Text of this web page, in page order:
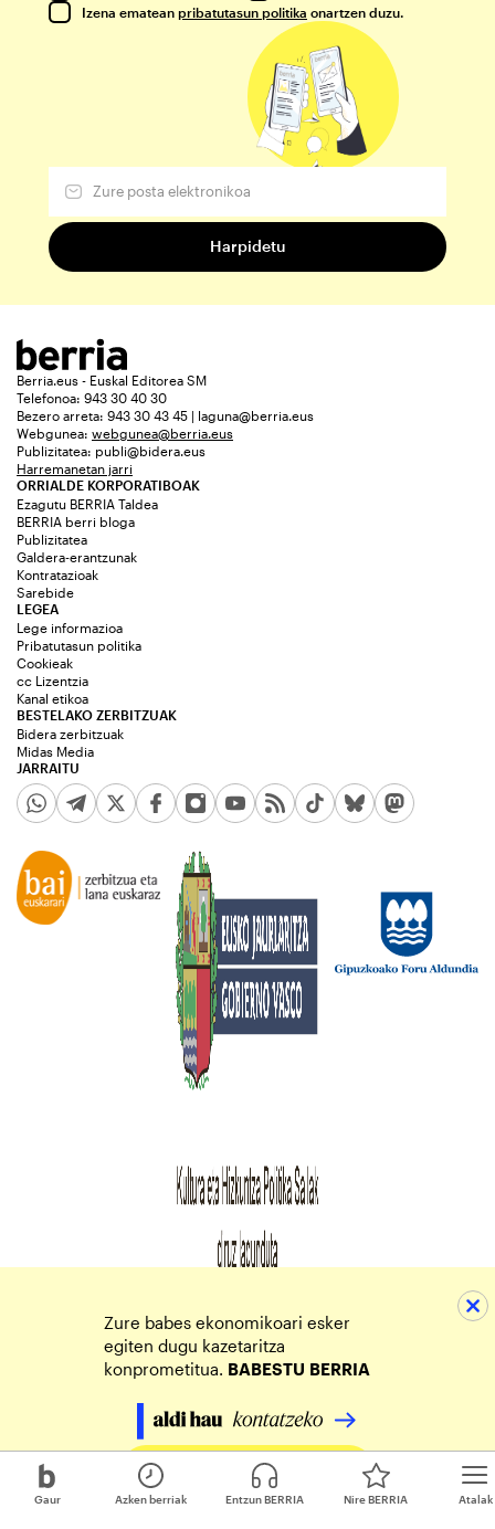
Gaur Atalak
Azken berriak Entzun BERRIA Nire BERRIA
Izena ematean pribatutasun politika onartzen duzu.
Berria.eus - Euskal Editorea SM
Telefonoa: 943 30 40 30
Bezero arreta: 943 30 43 45 | laguna@berria.eus
Webgunea: webgunea@berria.eus
Publizitatea: publi@bidera.eus
Harremanetan jarri
ORRIALDE KORPORATIBOAK
Ezagutu BERRIA Taldea
BERRIA berri bloga
Publizitatea
Galdera-erantzunak
Kontratazioak
Sarebide
JARRAITU
LEGEA
Lege informazioa
Pribatutasun politika
Cookieak
cc Lizentzia
Kanal etikoa
BESTELAKO ZERBITZUAK
Bidera zerbitzuak
Midas Media
Zure babes ekonomikoari esker
egiten dugu kazetaritza
konprometitua. BABESTU BERRIA
Egin zure ekarpena